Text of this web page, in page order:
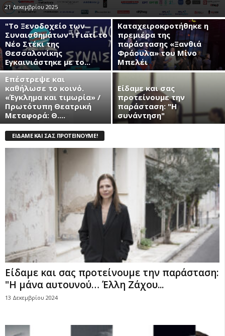
21 Δεκεμβρίου 2025
"Το Ξενοδοχείο των
Συναισθημάτων": Γιατί το
Νέο Στέκι της
Θεσσαλονίκης
Εγκαινιάστηκε με το...
Καταχειροκροτήθηκε η
πρεμιέρα της
παράστασης «Ξανθιά
Φράουλα» του Μίνο
Μπελέι
Επέστρεψε και
καθήλωσε το κοινό.
«Έγκλημα και τιμωρία» /
Πρωτότυπη Θεατρική
Μεταφορά: Θ....
Είδαμε και σας
προτείνουμε την
παράσταση: "Η
συνάντηση"
ΕΊΔΑΜΕ ΚΑΙ ΣΑΣ ΠΡΟΤΕΊΝΟΥΜΕ!
Είδαμε και σας προτείνουμε την παράσταση:
"Η μάνα αυτουνού… Έλλη Ζάχου...
13 Δεκεμβρίου 2024